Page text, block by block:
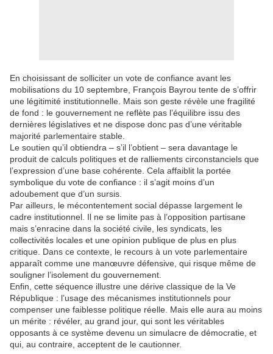
En choisissant de solliciter un vote de confiance avant les
mobilisations du 10 septembre, François Bayrou tente de s’offrir
une légitimité institutionnelle. Mais son geste révèle une fragilité
de fond : le gouvernement ne reflète pas l’équilibre issu des
dernières législatives et ne dispose donc pas d’une véritable
majorité parlementaire stable.
Le soutien qu’il obtiendra – s’il l’obtient – sera davantage le
produit de calculs politiques et de ralliements circonstanciels que
l’expression d’une base cohérente. Cela affaiblit la portée
symbolique du vote de confiance : il s’agit moins d’un
adoubement que d’un sursis.
Par ailleurs, le mécontentement social dépasse largement le
cadre institutionnel. Il ne se limite pas à l’opposition partisane
mais s’enracine dans la société civile, les syndicats, les
collectivités locales et une opinion publique de plus en plus
critique. Dans ce contexte, le recours à un vote parlementaire
apparaît comme une manœuvre défensive, qui risque même de
souligner l’isolement du gouvernement.
Enfin, cette séquence illustre une dérive classique de la Ve
République : l’usage des mécanismes institutionnels pour
compenser une faiblesse politique réelle. Mais elle aura au moins
un mérite : révéler, au grand jour, qui sont les véritables
opposants à ce système devenu un simulacre de démocratie, et
qui, au contraire, acceptent de le cautionner.